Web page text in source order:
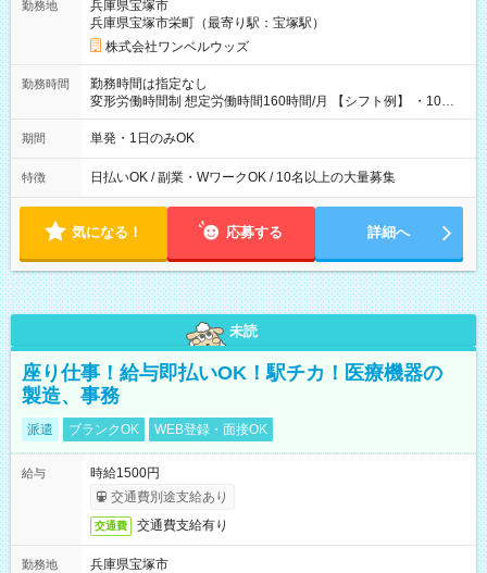
勤務地
兵庫県宝塚市
兵庫県宝塚市栄町（最寄り駅：宝塚駅）
株式会社ワンベルウッズ
勤務時間
勤務時間は指定なし
変形労働時間制 想定労働時間160時間/月 【シフト例】 ・10：
00～20：00
期間 単発・1日のみOK
特徴 日払いOK / 副業・WワークOK / 10名以上の大量募集
気になる！ 応募する 詳細へ
未読
座り仕事！給与即払いOK！駅チカ！医療機器の
製造、事務
派遣 ブランクOK WEB登録・面接OK
給与
時給1500円
交通費別途支給あり
交通費 交通費支給有り
勤務地
兵庫県宝塚市